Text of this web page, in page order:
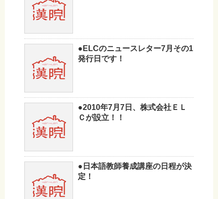
●ELCのニュースレター7月その1
発行日です！
●2010年7月7日、株式会社ＥＬ
Ｃが設立！！
●日本語教師養成講座の日程が決
定！